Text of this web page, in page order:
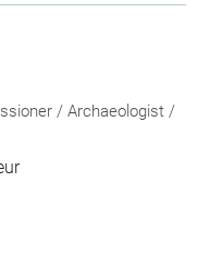
/ Archaeologist /